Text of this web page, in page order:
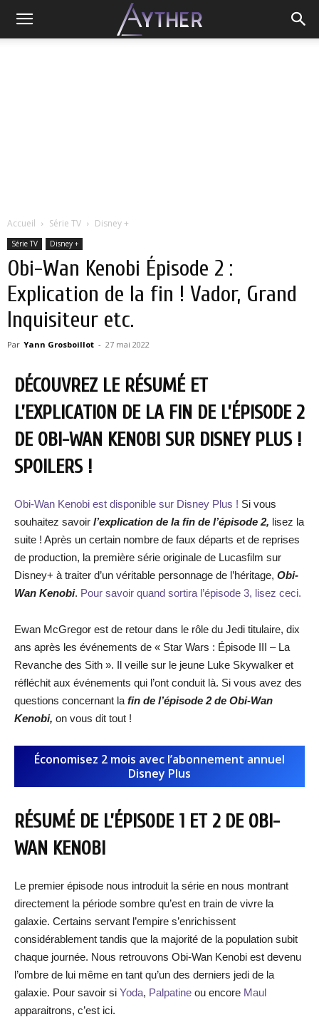
Accueil Série TV Disney +
Série TV Disney +
Obi-Wan Kenobi Épisode 2 :
Explication de la fin ! Vador, Grand
Inquisiteur etc.
Par Yann Grosboillot - 27 mai 2022
DÉCOUVREZ LE RÉSUMÉ ET
L’EXPLICATION DE LA FIN DE L’ÉPISODE 2
DE OBI-WAN KENOBI SUR DISNEY PLUS !
SPOILERS !
Obi-Wan Kenobi est disponible sur Disney Plus ! Si vous
souhaitez savoir l’explication de la fin de l’épisode 2, lisez la
suite ! Après un certain nombre de faux départs et de reprises
de production, la première série originale de Lucasfilm sur
Disney+ à traiter d’un véritable personnage de l’héritage, Obi-
Wan Kenobi. Pour savoir quand sortira l’épisode 3, lisez ceci.
Ewan McGregor est de retour dans le rôle du Jedi titulaire, dix
ans après les événements de « Star Wars : Épisode III – La
Revanche des Sith ». Il veille sur le jeune Luke Skywalker et
réfléchit aux événements qui l’ont conduit là. Si vous avez des
questions concernant la fin de l’épisode 2 de Obi-Wan
Kenobi, on vous dit tout !
Économisez 2 mois avec l’abonnement annuel
Disney Plus
RÉSUMÉ DE L’ÉPISODE 1 ET 2 DE OBI-
WAN KENOBI
Le premier épisode nous introduit la série en nous montrant
directement la période sombre qu’est en train de vivre la
galaxie. Certains servant l’empire s’enrichissent
considérablement tandis que la majorité de la population subit
chaque journée. Nous retrouvons Obi-Wan Kenobi est devenu
l’ombre de lui même en tant qu’un des derniers jedi de la
galaxie. Pour savoir si Yoda, Palpatine ou encore Maul
apparaitrons, c’est ici.